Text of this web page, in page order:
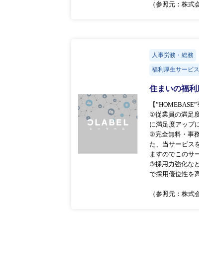
（参照元：株式
人事労務・総務
福利厚生サービス
住まいの福
【
①従業員の満足
に満足度アップ
②完全無料・事
た、当サービス
ますのでこのサ
③採用力強化な
で採用優位性を
（参照元：株式